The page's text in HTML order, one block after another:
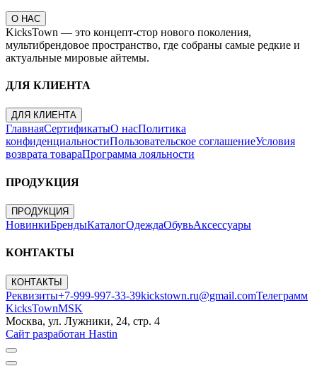
О НАС
KicksTown — это концепт-стор нового поколения,
мультибрендовое пространство, где собраны самые редкие и
актуальные мировые айтемы.
ДЛЯ КЛИЕНТА
ДЛЯ КЛИЕНТА
ГлавнаяСертификатыО насПолитика
конфиденциальностиПользовательское соглашениеУсловия
возврата товараПрограмма лояльности
ПРОДУКЦИЯ
ПРОДУКЦИЯ
НовинкиБрендыКаталогОдеждаОбувьАксессуары
КОНТАКТЫ
КОНТАКТЫ
Реквизиты+7-999-997-33-39kickstown.ru@gmail.comТелеграмм
KicksTownMSK
Москва, ул. Лужники, 24, стр. 4
Сайт разработан Hastin